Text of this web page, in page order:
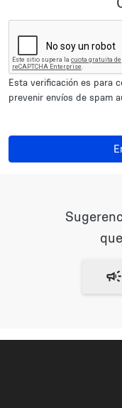
Esta verificación es para
prevenir envíos de spam